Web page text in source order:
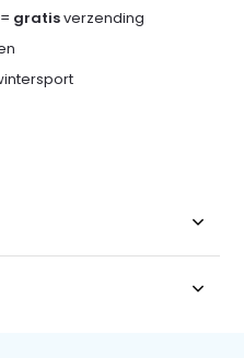
gratisverzending